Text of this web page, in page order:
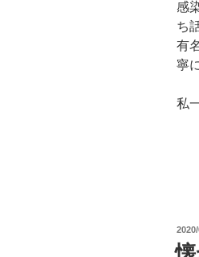
感
ち
有
寧
私
投
稿
日: